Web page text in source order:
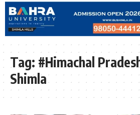
Tag: #Himachal
Shimla